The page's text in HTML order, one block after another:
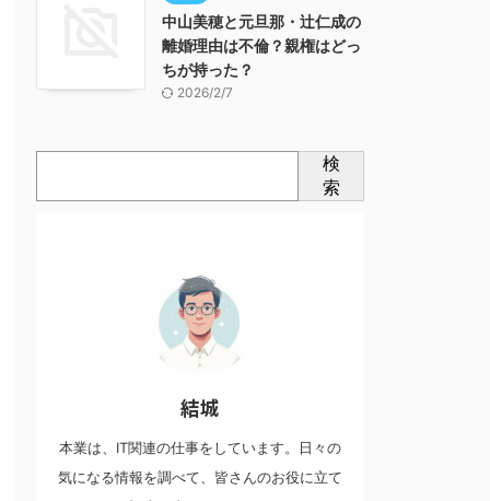
中山美穂と元旦那・辻仁成の
離婚理由は不倫？親権はどっ
ちが持った？
2026/2/7
検
索
結城
本業は、IT関連の仕事をしています。日々の
気になる情報を調べて、皆さんのお役に立て